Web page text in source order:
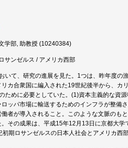
学部, 助教授 (10240384)
サンゼルス / アメリカ西部
いて、研究の進展を見た。1つは、昨年度
カ合衆国に編入された19世紀後半から、
ために必要としていた。(1)資本主義的な資
ッパ市場に輸送するためのインフラが整備
者が導入されること。このような文脈のも
その成果は、平成15年12月13日に京都大
初期ロサンゼルスの日本人社会とアメリカ